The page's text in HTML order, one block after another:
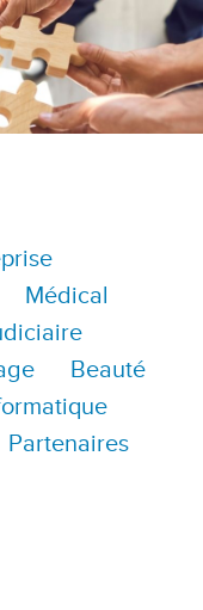
Médical
Beauté
Partenaires